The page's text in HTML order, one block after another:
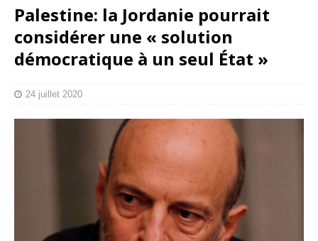
Palestine: la Jordanie pourrait
considérer une « solution
démocratique à un seul État »
24 juillet 2020